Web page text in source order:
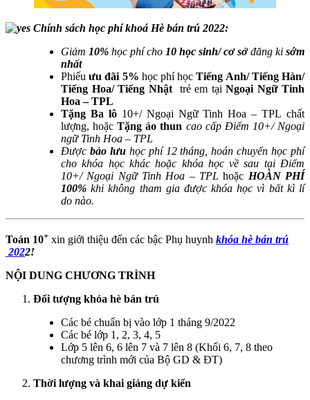
Chính sách học phí khoá Hè bán trú 2022:
Giảm 10% học phí cho 10 học sinh/ cơ sởđăng ki sớm
nhất
Phiếuưu đãi 5% học phí họcTiếng Anh/ Tiếng Hàn/
Tiếng Hoa/ Tiếng Nhật trẻ em tại Ngoại Ngữ Tinh
Hoa – TPL
Tặng Ba lô10+/ Ngoại Ngữ Tinh Hoa – TPL chất
lượng, hoặcTặng áo thun cao cấp Điểm 10+/ Ngoại
ngữ Tinh Hoa – TPL
Được bảo lưuhọc phí 12 tháng, hoán chuyển học phí
cho khóa học khác hoặc khóa học về sau tại Điểm
10+/ Ngoại Ngữ Tinh Hoa – TPL hoặc HOÀN PHÍ
100%khi không tham gia được khóa học vì bất kì lí
do nào.
Toán 10+ xin giới thiệu đến các bậc Phụ huynh khóa hè bán trú​
2022!
NỘI DUNG CHƯƠNG TRÌNH
Đối tượng khóa hè bán trú
Các bé chuẩn bị vào lớp 1 tháng 9/2022
Các bé lớp 1, 2, 3, 4, 5
Lớp 5 lên 6, 6 lên 7 và 7 lên 8 (Khối 6, 7, 8 theo
chương trình mới của Bộ GD & ĐT)
Thời lượng và khai giảng dự kiến